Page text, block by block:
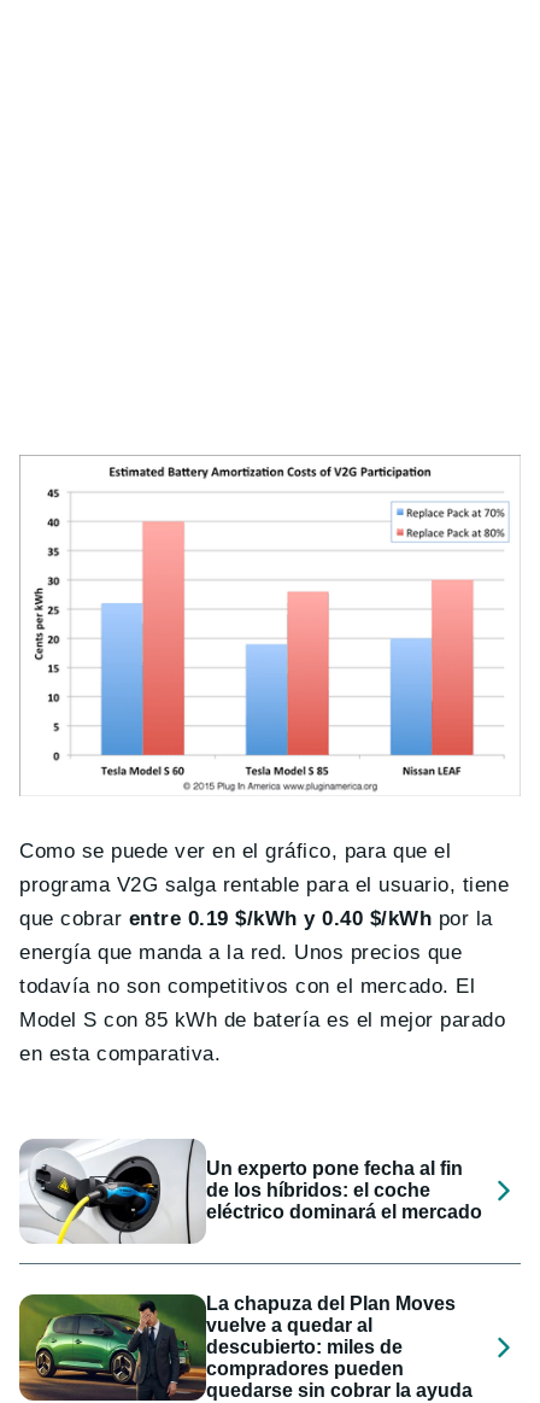
Como se puede ver en el gráfico, para que el
programa V2G salga rentable para el usuario, tiene
que cobrar entre 0.19 $/kWh y 0.40 $/kWh por la
energía que manda a la red. Unos precios que
todavía no son competitivos con el mercado. El
Model S con 85 kWh de batería es el mejor parado
en esta comparativa.
Un experto pone fecha al fin
de los híbridos: el coche
eléctrico dominará el mercado
La chapuza del Plan Moves
vuelve a quedar al
descubierto: miles de
compradores pueden
quedarse sin cobrar la ayuda